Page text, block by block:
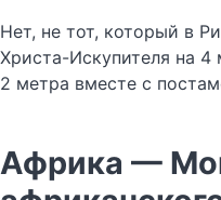
Нет, не тот, который в
Христа-Искупителя на
2 метра вместе с
Африка —